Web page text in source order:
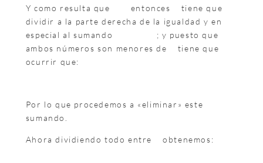
Y como resulta que entonces
tiene que
dividir a la parte derecha de la igualdad y en
especial al sumando
; y puesto que
ambos números son menores de
tiene que
ocurrir que:
Por lo que procedemos a «eliminar» este
sumando.
Ahora dividiendo todo entre obtenemos: